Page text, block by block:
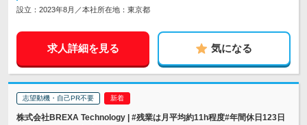
設立：2023年8月／本社所在地：東京都
求人詳細を見る 気になる
志望動機・自己PR不要
株式会社BREXA Technology | #残業は月平均約11h程度#年間休日123日